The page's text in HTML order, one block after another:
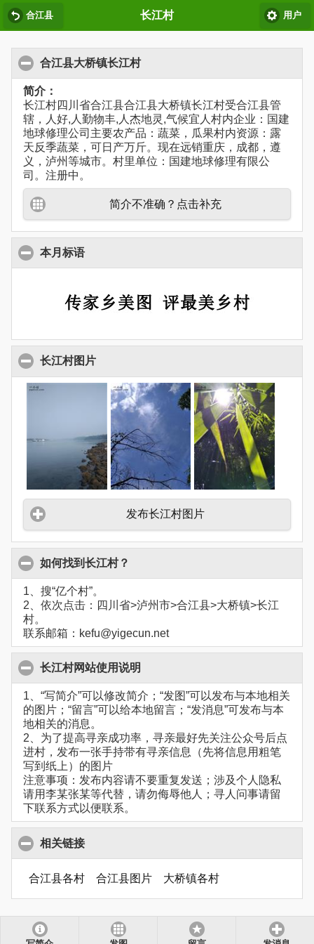
合江县 长江村 用户
合江县大桥镇长江村
简介：
长江村四川省合江县合江县大桥镇长江村受合江县管
辖，人好,人勤物丰,人杰地灵,气候宜人村内企业：国建
地球修理公司主要农产品：蔬菜，瓜果村内资源：露
天反季蔬菜，可日产万斤。现在远销重庆，成都，遵
义，泸州等城市。村里单位：国建地球修理有限公
司。注册中。
简介不准确？点击补充
本月标语
长江村图片
发布长江村图片
如何找到长江村？
1、搜“亿个村”。
2、依次点击：四川省>泸州市>合江县>大桥镇>长江
村。
联系邮箱：kefu@yigecun.net
长江村网站使用说明
1、“写简介”可以修改简介；“发图”可以发布与本地相关
的图片；“留言”可以给本地留言；“发消息”可发布与本
地相关的消息。
2、为了提高寻亲成功率，寻亲最好先关注公众号后点
进村，发布一张手持带有寻亲信息（先将信息用粗笔
写到纸上）的图片
注意事项：发布内容请不要重复发送；涉及个人隐私
请用李某张某等代替，请勿侮辱他人；寻人问事请留
下联系方式以便联系。
相关链接
合江县各村 合江县图片 大桥镇各村